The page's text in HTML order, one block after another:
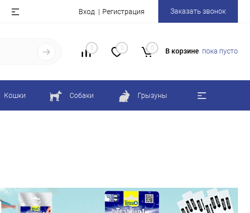
Вход Регистрация Заказать звонок
0 0 0 В корзине пока пусто
Кошки Собаки Грызуны